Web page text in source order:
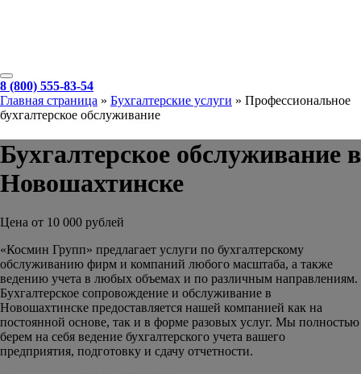
8 (800) 555-83-54
Главная страница » Бухгалтерские услуги » Профессиональное
бухгалтерское обслуживание
Бухгалтерское обслуживание в
Новошахтинске
Цена от 10 000 рублей
«Космин Групп» предлагает услуги по бухгалтерскому
обслуживанию фирм и компаний любого масштаба, а также
ведению учета в любых объемах и по различным направлениям.
Бухгалтерское сопровождение и обслуживание в
Новошахтинске предоставляется нашей компанией как на
постоянной основе, так и в форме разовых услуг. Мы полностью
берем на себя ведение бухгалтерского учета вашего
предприятия, подготовку и сдачу отчетности.